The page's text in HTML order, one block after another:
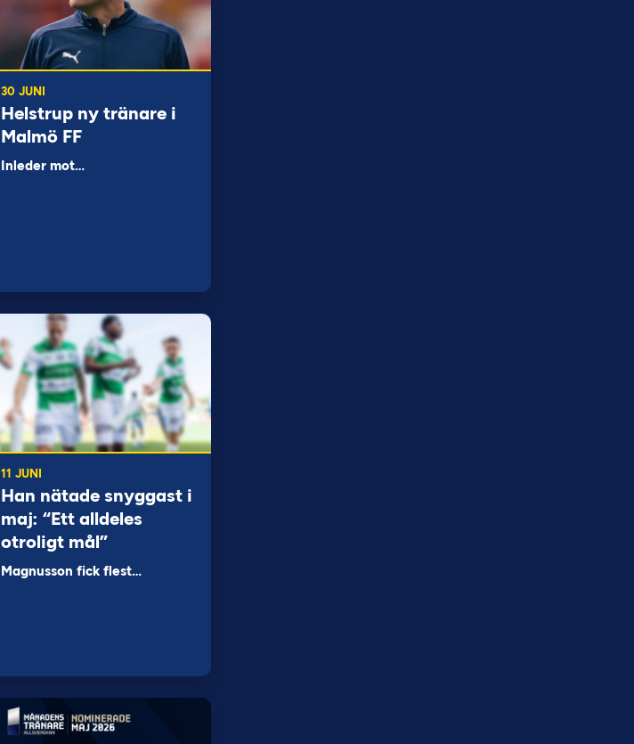
30 JUNI
Helstrup ny tränare i
Malmö FF
Inleder mot…
11 JUNI
Han nätade snyggast i
maj: “Ett alldeles
otroligt mål”
Magnusson fick flest…